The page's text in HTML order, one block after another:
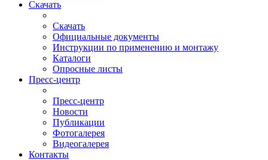
Скачать
Скачать
Официальные документы
Инструкции по применению и монтажу
Каталоги
Опросные листы
Пресс-центр
Пресс-центр
Новости
Публикации
Фотогалерея
Видеогалерея
Контакты